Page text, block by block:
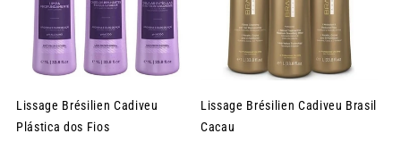
Lissage Brésilien Cadiveu
Plástica dos Fios
Lissage Brésilien Cadiveu Brasil
Cacau